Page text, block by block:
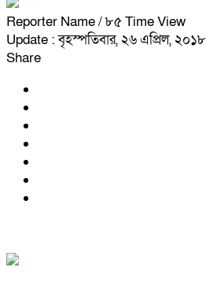
Reporter Name/ ৮৫ Time View
Update : বৃহস্পতিবার, ২৬ এপ্রিল, ২০১৮
Share